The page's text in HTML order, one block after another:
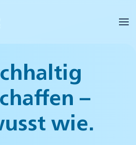
–
wie.